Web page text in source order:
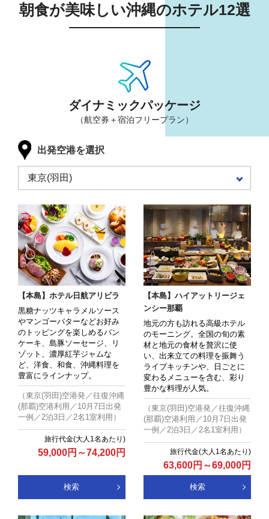
朝食が美味しい沖縄のホテル12選
ダイナミックパッケージ
（航空券＋宿泊フリープラン）
出発空港を選択
【本島】ホテル日航アリビラ
59,000円 ～74,200円
黒糖ナッツキャラメルソース
やマンゴーバターなどお好み
のトッピングを楽しめるパン
ケーキ、島豚ソーセージ、リ
ゾット、濃厚紅芋ジャムな
ど、洋食、和食、沖縄料理を
豊富にラインナップ。
（東京(羽田)空港発／往復沖縄
(那覇)空港利用／10月7日出発
一例／2泊3日／2名1室利用）
検索
【本島】ハイアットリージェ
ンシー那覇
63,600円 ～69,000円
地元の方も訪れる高級ホテル
のモーニング。全国の旬の素
材と地元の食材を贅沢に使
い、出来立ての料理を振舞う
ライブキッチンや、日ごとに
変わるメニューを含む、彩り
豊かな料理が人気。
（東京(羽田)空港発／往復沖縄
(那覇)空港利用／10月7日出発
一例／2泊3日／2名1室利用）
検索